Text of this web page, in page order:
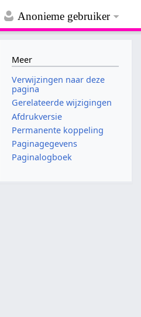
Anonieme gebruiker
Meer
Verwijzingen naar deze
pagina
Gerelateerde wijzigingen
Afdrukversie
Permanente koppeling
Paginagegevens
Paginalogboek